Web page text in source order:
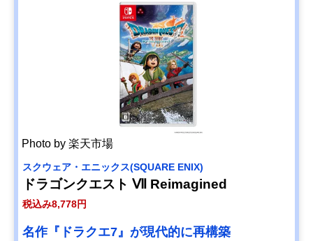
Photo by 楽天市場
スクウェア・エニックス(SQUARE ENIX)
ドラゴンクエスト Ⅶ Reimagined
税込み8,778円
名作『ドラクエ7』が現代的に再構築